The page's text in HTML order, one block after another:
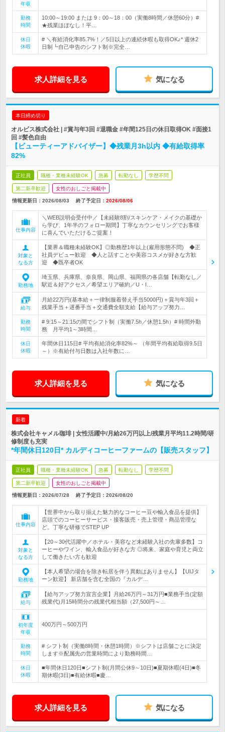
年収
勤務
時間
10:00～19:00 または 9：00～18：00（実働8時間／休憩60分）#
★残業ほぼなし！平…
休日
休暇
# ＼有給消化率85.7%！／5日以上の連続休暇も取得OK♪* 週休2
日制┗自己申告のシフト制※完全…
求人詳細を見る 気になる
本日締め切り
オルビス株式会社 | #賞与年3回 #退職金 #年間125日の休日取得OK #面接1
回 #髪色自由
【ビューティーアドバイザー】◆残業月3h以内 ◆有給取得率
82%
正社員 職種・業種未経験OK 急募 転勤なし 学歴不問
第二新卒歓迎 女性のおしごと掲載中
情報更新日：2026/08/03 終了予定日： 2026/08/06
仕事内容
＼WEB説明会受付中／【未経験8割/スキンケア・メイクの基礎か
ら学び、1年半のフォロー期間】丁寧なカウンセリングでお客様
に喜んでいただけるご提案！
対象と
なる方
【業界＆職種未経験OK】◎勤務歴1年以上(雇用形態不問) ◆正
社員デビュー歓迎 ◆人と話すことや美容コスメが好きな方歓
迎 ◆既卒者OK
勤務地
埼玉県、兵庫県、奈良県、岡山県、福岡県の各店舗【転勤なし／
駅近＆好アクセス／希望エリア確約／U・I…
給与
月給22万円(基本給＋一律制服着替え手当5000円)＋賞与年3回＋
残業手当＋遅番手当＋交通費全額支給【給与アップ努力…
勤務
時間
# 9:15～21:15の間でシフト制（実働7.5h／休憩1.5h）# 時間外勤
務 月平均1～3時間…
休日
休暇
年間休日115日# 平均有給消化率82%～ （年間平均有給取得9.5日
～）※有給付与日数は入社年数に…
求人詳細を見る 気になる
新着
株式会社キャメル珈琲 | 女性活躍中/月給26万円以上/残業月平均11.2時間/研
修制度も充実
*年間休日120日* カルディコーヒーファームの【販売スタッフ】
正社員 職種・業種未経験OK 急募 転勤なし 学歴不問
第二新卒歓迎 女性のおしごと掲載中
情報更新日：2026/07/28 終了予定日： 2026/08/20
仕事内容
【世界中から取り揃えた魅力的なコーヒー豆や輸入食品を提供】
店頭でのコーヒーサービス・接客販売・売上管理・商品管理な
ど。丁寧な研修でSTEP UP
対象と
なる方
【20～30代活躍中／ホテル・美容など未経験入社の先輩多数】コ
ーヒーやワイン、輸入食品が好きな方 ◎将来、家庭や育児と両立
して働きたい方も歓迎
勤務地
【本人希望の場合を除き転居を伴う異動はありません】【UIJタ
ーン歓迎】 新店舗を含む全国の『カルデ…
給与
【給与アップ努力宣言企業】月給26万円～31万円■業務手当(定額
残業代)月15時間分の残業代相当額（27,500円～…
初年度
年収
400万円～500万円
勤務
時間
# シフト制（実働8時間・休憩1時間）※シフトは店舗ごとに決定
します※配属先の営業時間により勤務時間…
休日
休暇
■年間休日120日■シフト制(月間公休9～10日)■夏期休暇(4日)■冬
期休暇(3日)■有給休暇■慶…
求人詳細を見る 気になる